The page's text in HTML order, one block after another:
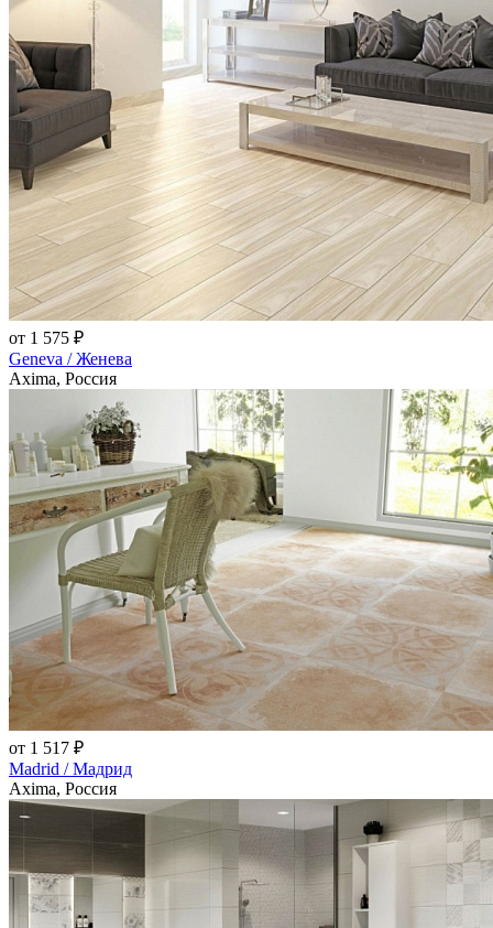
от 1 575 ₽
Geneva / Женева
Axima, Россия
от 1 517 ₽
Madrid / Мадрид
Axima, Россия